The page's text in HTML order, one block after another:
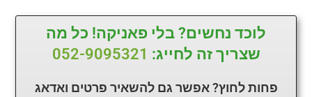
לוכד נחשים? בלי פאניקה! כל מה
שצריך זה לחייג: 052-9095321
פחות לחוץ? אפשר גם להשאיר פרטים ואדאג